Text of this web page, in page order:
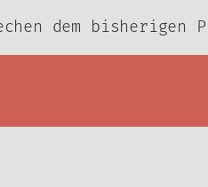
dem bisherigen